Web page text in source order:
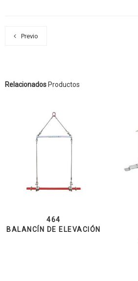
Previo
Relacionados Productos
464
BALANCÍN DE ELEVACIÓN